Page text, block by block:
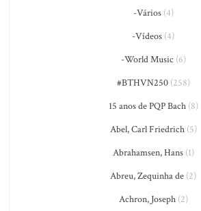
-Vários(4)
-Vídeos (4)
-World Music (6)
#BTHVN250(258)
15 anos de PQP Bach(8)
Abel, Carl Friedrich(5)
Abrahamsen, Hans(1)
Abreu, Zequinha de (2)
Achron, Joseph(2)